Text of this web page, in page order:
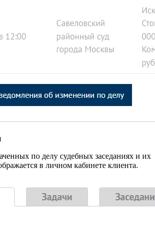
по делу судебных заседаниях и их
в личном кабинете клиента.